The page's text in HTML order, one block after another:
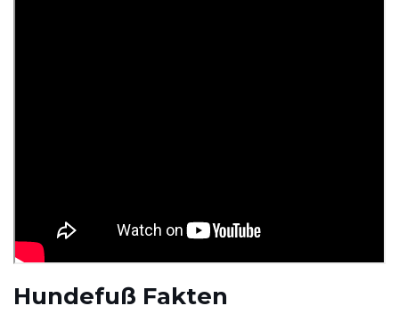
Hundefuß Fakten